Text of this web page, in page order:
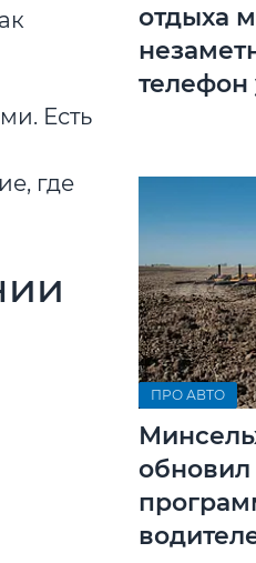
Есть
где
отдыха
телефон
ПРО АВТО